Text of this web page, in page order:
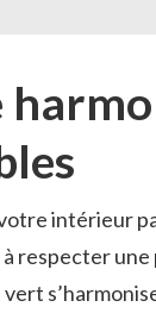
intérieur
respecter